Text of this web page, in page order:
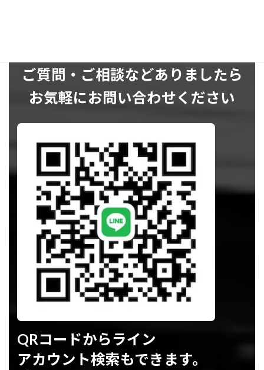
ご質問・ご相談などありましたら
お気軽にお問い合わせください
QRコードからライン
アカウント検索もできます。